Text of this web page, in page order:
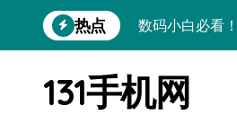
到
热点
数码小白必看
数码小白必看
131手机网